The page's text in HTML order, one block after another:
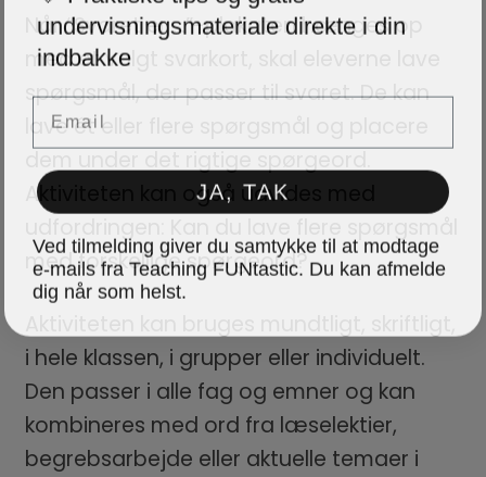
Når “Svaret er …”-plakaten hænges op
med et valgt svarkort, skal eleverne lave
spørgsmål, der passer til svaret. De kan
lave ét eller flere spørgsmål og placere
Aktiviteten kan også udvides med
med forskellige spørgeord?
i hele klassen, i grupper eller individuelt.
Den passer i alle fag og emner og kan
kombineres med ord fra læselektier,
begrebsarbejde eller aktuelle temaer i
undervisningsmateriale direkte i din
indbakke
Email
JA, TAK
Ved tilmelding giver du samtykke til at modtage
e-mails fra Teaching FUNtastic. Du kan afmelde
dig når som helst.